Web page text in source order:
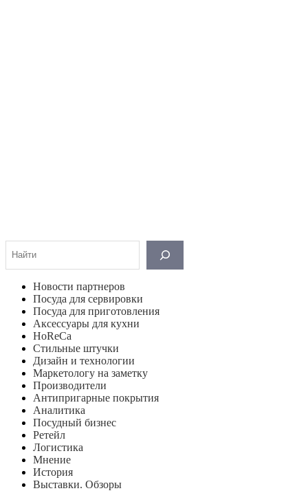
Новости партнеров
Посуда для сервировки
Посуда для приготовления
Аксессуары для кухни
HoReCa
Стильные штучки
Дизайн и технологии
Маркетологу на заметку
Производители
Антипригарные покрытия
Аналитика
Посудный бизнес
Ретейл
Логистика
Мнение
История
Выставки. Обзоры